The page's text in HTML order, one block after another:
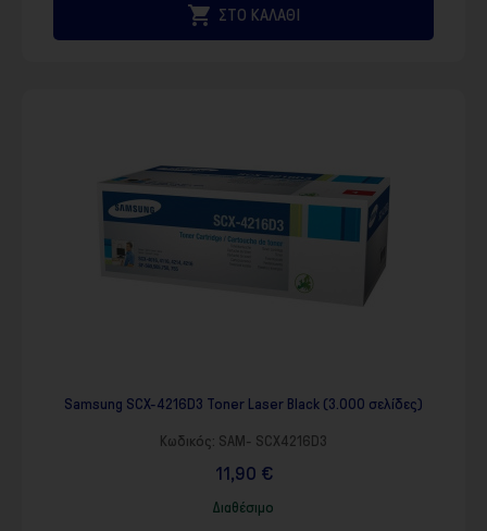
 ΣΤΟ ΚΑΛΑΘΙ
Samsung SCX-4216D3 Toner Laser Black (3.000 σελίδες)
Κωδικός: SAM- SCX4216D3
11,90 €
Διαθέσιμο